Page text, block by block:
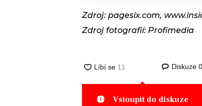
Zdroj: pagesix.com,
Zdroj fotografií: Profimedia
Diskuze 0
Vstoupit do diskuze